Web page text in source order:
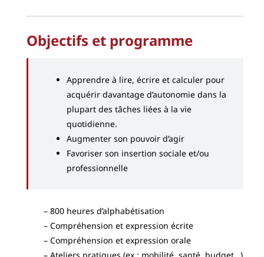
Objectifs et programme
Apprendre à lire, écrire et calculer pour
acquérir davantage d’autonomie dans la
plupart des tâches liées à la vie
quotidienne.
Augmenter son pouvoir d’agir
Favoriser son insertion sociale et/ou
professionnelle
800 heures d’alphabétisation
Compréhension et expression écrite
Compréhension et expression orale